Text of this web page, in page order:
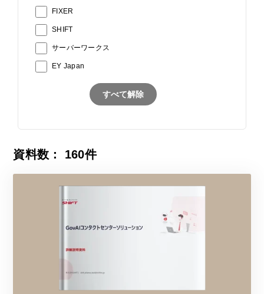
FIXER
SHIFT
サーバーワークス
EY Japan
すべて解除
資料数： 160件